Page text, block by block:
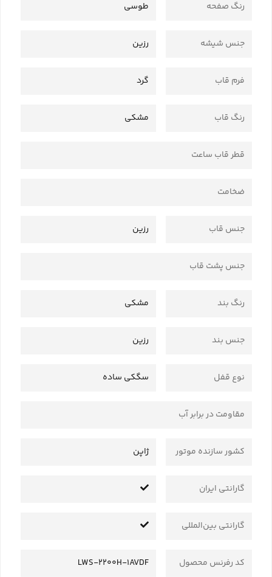
رنگ صفحه طوسی
جنس شیشه رزین
فرم قاب گرد
رنگ قاب مشکی
قطر قاب ساعت
ضخامت
جنس قاب رزین
جنس پشت قاب
رنگ بند مشکی
جنس بند رزین
نوع قفل سگکی ساده
مقاومت در برابر آب
کشور سازنده موتور ژاپن
گارانتی ایران
گارانتی بین‌المللی
کد رفرنس محصول LWS-2200H-1AVDF